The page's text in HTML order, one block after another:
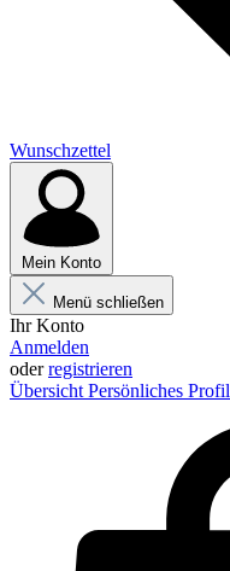
Wunschzettel
Mein Konto
Menü schließen
Ihr Konto
Anmelden
oderregistrieren
Übersicht Persönliches Profil